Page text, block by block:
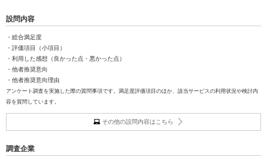
設問内容
・総合満足度
・評価項目（小項目）
・利用した感想（良かった点・悪かった点）
・他者推奨意向
・他者推奨意向理由
アンケート調査を実施した際の質問事項です。満足度評価項目のほか、該当サービスの利用状況や検討内
容を質問しています。
その他の設問内容はこちら
調査企業